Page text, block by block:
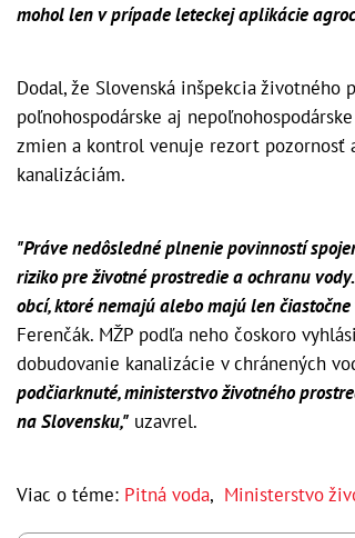
mohol len v prípade leteckej aplikácie
Dodal, že Slovenská inšpekcia
poľnohospodárske aj
zmien a kontrol venuje rezort pozornosť
kanalizáciám.
"Práve nedôsledné plnenie povinností
riziko pre životné prostredie a ochranu
obcí, ktoré nemajú alebo majú len
Ferenčák. MŽP podľa neho čoskoro
dobudovanie kanalizácie v chránených
podčiarknuté, ministerstvo životného
na Slovensku," uzavrel.
Viac o téme: Pitná voda, Ministerstvo